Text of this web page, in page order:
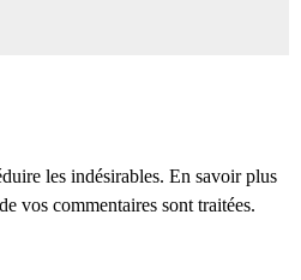
les indésirables. En savoir plus
vos commentaires sont traitées.